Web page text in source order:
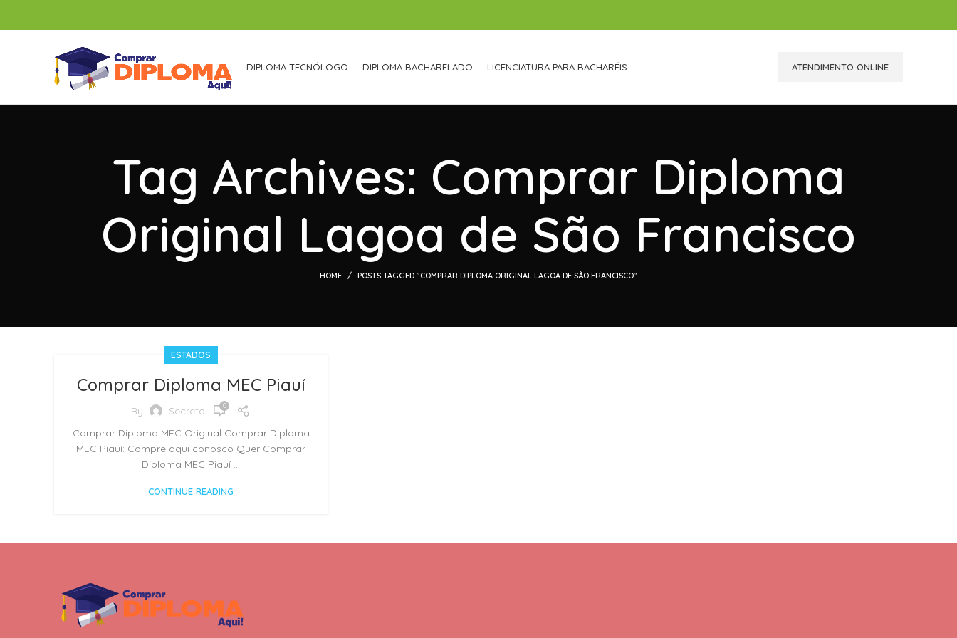
DIPLOMA TECNÓLOGO DIPLOMA BACHARELADO LICENCIATURA PARA BACHARÉIS ATENDIMENTO ONLINE
Tag Archives: Comprar Diploma
Original Lagoa de São Francisco
HOME POSTS TAGGED "COMPRAR DIPLOMA ORIGINAL LAGOA DE SÃO FRANCISCO"
ESTADOS
Comprar Diploma MEC Piauí
By Secreto 0
Comprar Diploma MEC Original Comprar Diploma
MEC Piauí: Compre aqui conosco Quer Comprar
Diploma MEC Piauí ...
CONTINUE READING